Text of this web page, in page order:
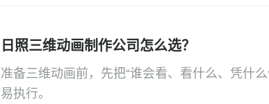
日照三维动画制作公司怎么选？
准备三维动画前，先把“谁会看、看什么、凭什
易执行。